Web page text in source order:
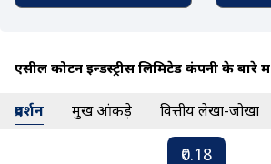
एसील कोटन इन्डस्ट्रीस लिमिटेड कंपनी के बारे में
प्रदर्शन प्रमुख आंकड़े वित्तीय लेखा-जोखा
₹0.18